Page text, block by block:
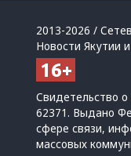
2013-2026 /
Новости Якутии
Свидетельство
62371. Выдано
сфере связи,
массовых